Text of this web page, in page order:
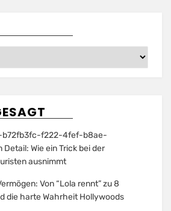
b72fb3fc-f222-4fef-b8ae-
Detail: Wie ein Trick bei der
ausnimmt
Von “Lola rennt” zu 8
die harte Wahrheit Hollywoods